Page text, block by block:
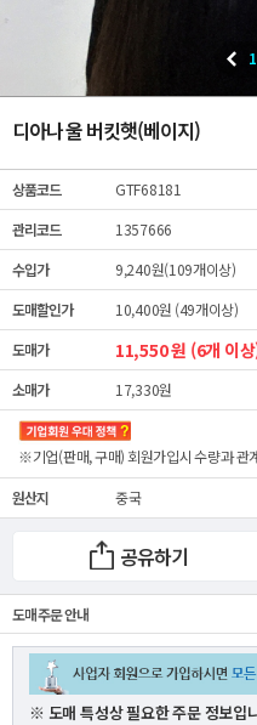
1
디아나 울 버킷햇(베이지)
상품코드
GTF68181
관리코드
1357666
수입가
9,240원(109개이상)
도매할인가
10,400원 (49개이상)
도매가
11,550 원 (6개 이
소매가 17,330원
※기업(판매, 구매) 회원가입시 수량과 관
원산지 중국
공유하기
도매 주문 안내
※ 도매 특성상 필요한 주문 정보입